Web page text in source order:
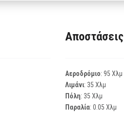
Αποστάσεις
Αεροδρόμιο: 95 Χλμ
Λιμάνι: 35 Χλμ
Πόλη: 35 Χλμ
Παραλία: 0.05 Χλμ